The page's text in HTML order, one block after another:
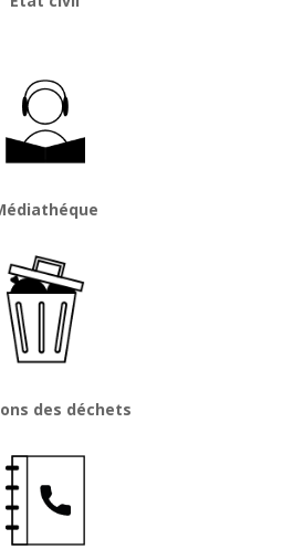
des déchets